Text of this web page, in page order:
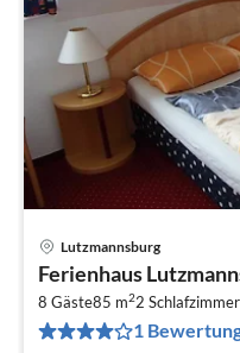
Lutzmannsburg
Ferienhaus
8 Gäste85 m22 Schlafzimmer
1